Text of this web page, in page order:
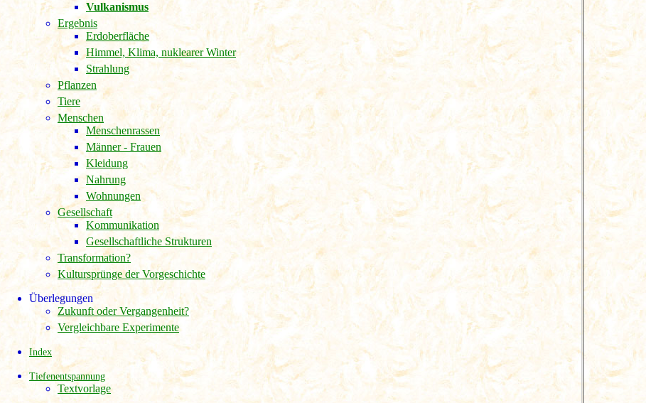
Vulkanismus
Ergebnis
Erdoberfläche
Himmel, Klima, nuklearer Winter
Strahlung
Pflanzen
Tiere
Menschen
Menschenrassen
Männer - Frauen
Kleidung
Nahrung
Wohnungen
Gesellschaft
Kommunikation
Gesellschaftliche Strukturen
Transformation?
Kultursprünge der Vorgeschichte
Überlegungen
Zukunft oder Vergangenheit?
Vergleichbare Experimente
Index
Tiefenentspannung
Textvorlage